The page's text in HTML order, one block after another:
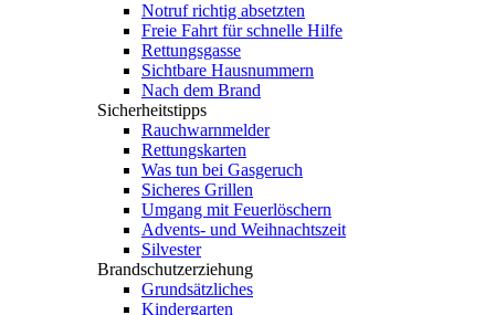
Notruf richtig absetzten
Freie Fahrt für schnelle Hilfe
Rettungsgasse
Sichtbare Hausnummern
Nach dem Brand
Sicherheitstipps
Rauchwarnmelder
Rettungskarten
Was tun bei Gasgeruch
Sicheres Grillen
Umgang mit Feuerlöschern
Advents- und Weihnachtszeit
Silvester
Brandschutzerziehung
Grundsätzliches
Kindergarten